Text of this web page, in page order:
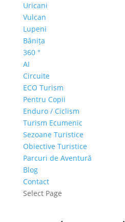
Uricani
Vulcan
Lupeni
Bănița
360 °
AI
Circuite
ECO Turism
Pentru Copii
Enduro / Ciclism
Turism Ecumenic
Sezoane Turistice
Obiective Turistice
Parcuri de Aventură
Blog
Contact
Select Page